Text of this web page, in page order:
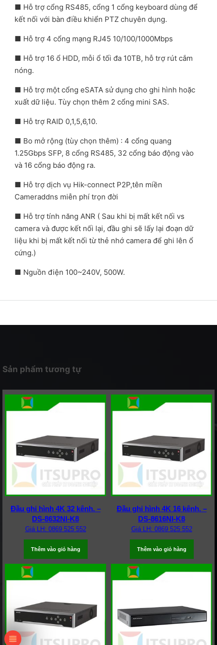
■ Hỗ trợ cổng RS485, cổng 1 cổng keyboard dùng để
kết nối với bàn điều khiển PTZ chuyên dụng.
■ Hỗ trợ 4 cổng mạng RJ45 10/100/1000Mbps
■ Hỗ trợ 16 ổ HDD, mỗi ổ tối đa 10TB, hỗ trợ rút cắm
nóng.
■ Hỗ trợ một cổng eSATA sử dụng cho ghi hình hoặc
xuất dữ liệu. Tùy chọn thêm 2 cổng mini SAS.
■ Hỗ trợ RAID 0,1,5,6,10.
■ Bo mở rộng (tùy chọn thêm) : 4 cổng quang
1.25Gbps SFP, 8 cổng RS485, 32 cổng báo động vào
và 16 cổng báo động ra.
■ Hỗ trợ dịch vụ Hik-connect P2P,tên miền
Cameraddns miễn phí trọn đời
■ Hỗ trợ tính năng ANR ( Sau khi bị mất kết nối vs
camera và được kết nối lại, đầu ghi sẽ lấy lại đoạn dữ
liệu khi bị mất kết nối từ thẻ nhớ camera để ghi lên ổ
cứng.)
■ Nguồn điện 100~240V, 500W.
Sản phẩm tương tự
Đầu ghi hình 4K 32 kênh. –
DS-8632NI-K8
Giá LH: 0869 525 552
Thêm vào giỏ hàng
Đầu ghi hình 4K 16 kênh. –
DS-8616NI-K8
Giá LH: 0869 525 552
Thêm vào giỏ hàng